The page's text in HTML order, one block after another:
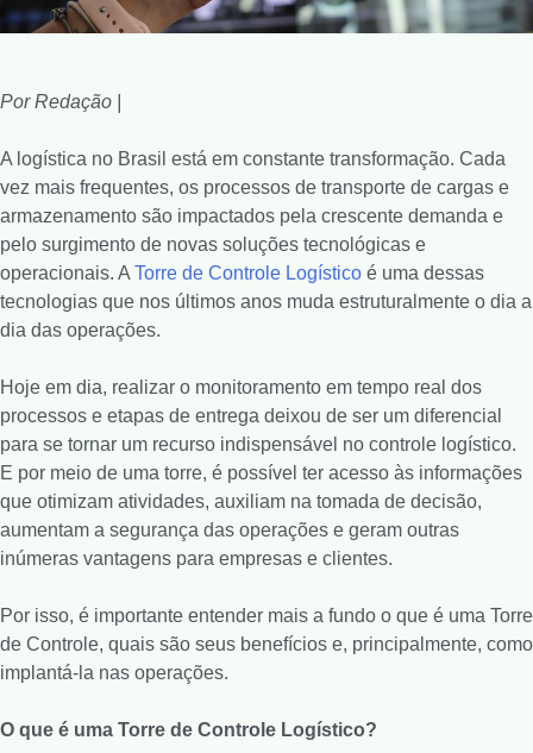
Por Redação |
A logística no Brasil está em constante transformação. Cada
vez mais frequentes, os processos de transporte de cargas e
armazenamento são impactados pela crescente demanda e
pelo surgimento de novas soluções tecnológicas e
operacionais. A Torre de Controle Logístico é uma dessas
tecnologias que nos últimos anos muda estruturalmente o dia a
dia das operações.
Hoje em dia, realizar o monitoramento em tempo real dos
processos e etapas de entrega deixou de ser um diferencial
para se tornar um recurso indispensável no controle logístico.
E por meio de uma torre, é possível ter acesso às informações
que otimizam atividades, auxiliam na tomada de decisão,
aumentam a segurança das operações e geram outras
inúmeras vantagens para empresas e clientes.
Por isso, é importante entender mais a fundo o que é uma Torre
de Controle, quais são seus benefícios e, principalmente, como
implantá-la nas operações.
O que é uma Torre de Controle Logístico?